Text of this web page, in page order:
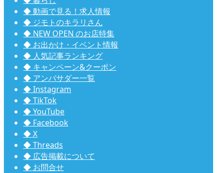
◆ 動画で見る！求人情報
◆ ジモトのキラリさん
◆ NEW OPEN のお店特集
◆ お出かけ・イベント情報
◆ 人気記事ランキング
◆ キャンペーン&クーポン
◆ アンバサダー一覧
◆ Instagram
◆ TikTok
◆ YouTube
◆ Facebook
◆ X
◆ Threads
◆ 広告掲載について
◆ お問合せ